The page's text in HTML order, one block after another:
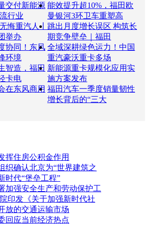
交付新能源
行业
能效提升超10%，福田欧
曼银河3环卫车重塑高
悔重汽人丨
举办
跳出月度增长误区 构筑长
期竞争壁垒｜福田
协同！东风
环境
全域深耕绿色运力！中国
重汽豪沃重卡多场
智造，福田
卡电
新能源重卡规模化应用实
施方案发布
在东风商用 福田汽车一季度销量韧性
增长背后的“三大
挥住房公积金作用
织确认北京为“世界建筑之
时代“堡垒工程”
加强安全生产和劳动保护工
印发《关于加强新时代社
放的交通运输市场
回应当前经济热点